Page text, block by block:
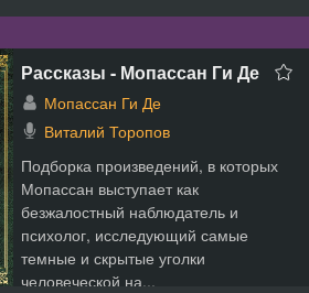
Рассказы - Мопассан Ги Де
Мопассан Ги Де
Виталий Торопов
Подборка произведений, в которых
Мопассан выступает как
безжалостный наблюдатель и
психолог, исследующий самые
темные и скрытые уголки
человеческой на...